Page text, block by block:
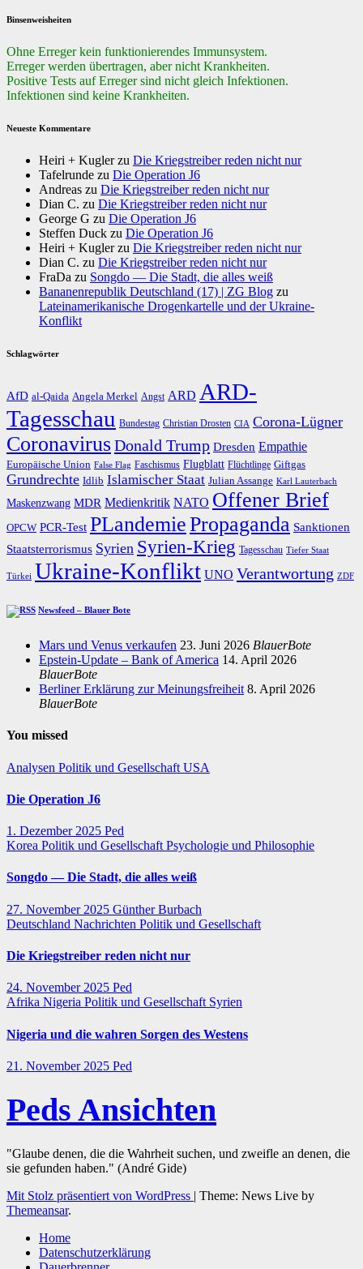
Binsenweisheiten
Ohne Erreger kein funktionierendes Immunsystem.
Erreger werden übertragen, aber nicht Krankheiten.
Positive Tests auf Erreger sind nicht gleich Infektionen.
Infektionen sind keine Krankheiten.
Neueste Kommentare
Heiri + Kuglerzu Die Kriegstreiber reden nicht nur
Tafelrunde zu Die Operation J6
Andreas zu Die Kriegstreiber reden nicht nur
Dian C. zu Die Kriegstreiber reden nicht nur
George G zu Die Operation J6
Steffen Duck zu Die Operation J6
Heiri + Kuglerzu Die Kriegstreiber reden nicht nur
Dian C. zu Die Kriegstreiber reden nicht nur
FraDa zu Songdo — Die Stadt, die alles weiß
Bananenrepublik Deutschland (17) | ZG Blog zu
Lateinamerikanische Drogenkartelle und der Ukraine-
Konflikt
Schlagwörter
AfD al-Qaida Angela Merkel Angst ARD ARD-
Tagesschau Bundestag Christian Drosten CIA Corona-Lügner
CoronavirusDonald Trump Dresden Empathie
Europäische Union False Flag Faschismus Flugblatt Flüchtlinge Giftgas
Grundrechte Idlib Islamischer Staat Julian Assange Karl Lauterbach
Maskenzwang MDR Medienkritik NATO Offener Brief
OPCW PCR-Test PLandemiePropaganda Sanktionen
Staatsterrorismus Syrien Syrien-Krieg Tagesschau Tiefer Staat
Türkei Ukraine-Konflikt UNO Verantwortung ZDF
Newsfeed – Blauer Bote
Mars und Venus verkaufen 23. Juni 2026 BlauerBote
Epstein-Update – Bank of America 14. April 2026
BlauerBote
Berliner Erklärung zur Meinungsfreiheit 8. April 2026
BlauerBote
You missed
Analysen Politik und Gesellschaft USA
Die Operation J6
1. Dezember 2025 Ped
Korea Politik und Gesellschaft Psychologie und Philosophie
Songdo — Die Stadt, die alles weiß
27. November 2025 Günther Burbach
Deutschland Nachrichten Politik und Gesellschaft
Die Kriegstreiber reden nicht nur
24. November 2025 Ped
Afrika Nigeria Politik und Gesellschaft Syrien
Nigeria und die wahren Sorgen des Westens
21. November 2025 Ped
Peds Ansichten
"Glaube denen, die die Wahrheit suchen, und zweifle an denen, die
sie gefunden haben." (André Gide)
Mit Stolz präsentiert von WordPress | Theme: News Live by
Themeansar.
Home
Datenschutzerklärung